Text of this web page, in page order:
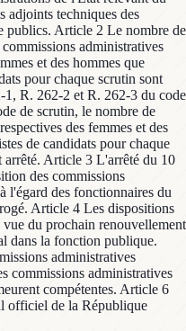
adjoints techniques des
publics. Article 2 Le nombre de
administratives
et des hommes que
pour chaque scrutin sont
R. 262-2 et R. 262-3 du code
de scrutin, le nombre de
des femmes et des
de candidats pour chaque
arrêté. Article 3 L'arrêté du 10
des commissions
l'égard des fonctionnaires du
Article 4 Les dispositions
du prochain renouvellement
dans la fonction publique.
administratives
commissions administratives
compétentes. Article 6
officiel de la République